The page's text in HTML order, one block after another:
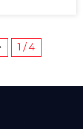
устойчивос
уст
1 / 4